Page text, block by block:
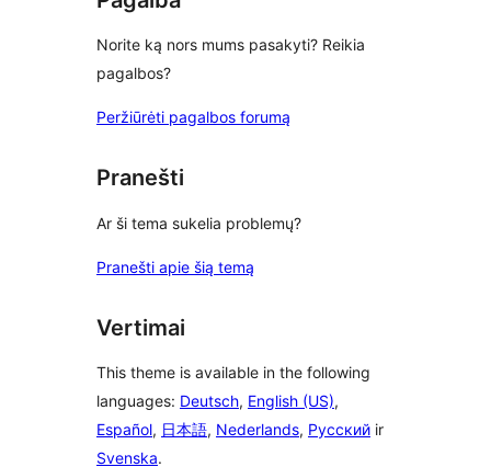
Norite ką nors mums pasakyti? Reikia
pagalbos?
Peržiūrėti pagalbos forumą
Pranešti
Ar ši tema sukelia problemų?
Pranešti apie šią temą
Vertimai
This theme is available in the following
languages: Deutsch, English (US),
Español, 日本語, Nederlands, Русский ir
Svenska.